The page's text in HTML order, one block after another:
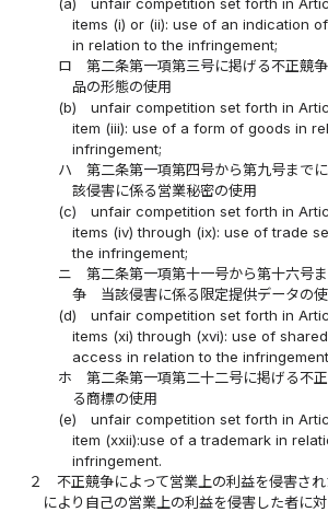
items (i) or (ii): use of an indication
in relation to the infringement;
ロ
第二条第一項第三号に掲げる不正競
品の形態の使用
(b)
unfair competition set forth in
item (iii): use of a form of goods in
infringement;
ハ
第二条第一項第四号から第九号まで
該侵害に係る営業秘密の使用
(c)
unfair competition set forth in
items (iv) through (ix): use of trade
the infringement;
ニ
第二条第一項第十一号から第十六号
争 当該侵害に係る限定提供データの
(d)
unfair competition set forth in
items (xi) through (xvi): use of
access in relation to the
ホ
第二条第一項第二十二号に掲げる不
る商標の使用
(e)
unfair competition set forth in
item (xxii):use of a trademark in
infringement.
２
不正競争によって営業上の利益を侵害さ
により自己の営業上の利益を侵害した者に